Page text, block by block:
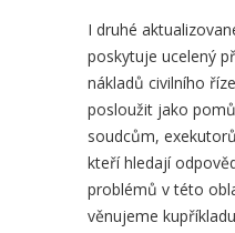
I druhé
poskytuje ucelený
nákladů civilního
posloužit jako
soudcům,
kteří hledají
problémů v této
věnujeme